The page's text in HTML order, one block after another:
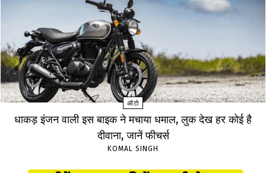
ऑटो
धाकड़ इंजन वाली इस बाइक ने मचाया धमाल, लुक देख हर कोई है
दीवाना, जानें फीचर्स
KOMAL SINGH